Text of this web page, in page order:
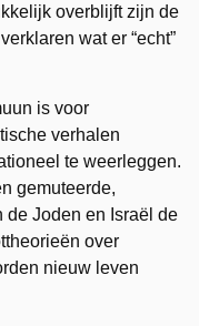
overblijft zijn de
wat er “echt”
is voor
verhalen
te weerleggen.
gemuteerde,
de Joden en Israël de
over
nieuw leven